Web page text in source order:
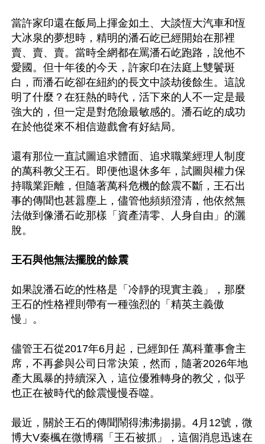
當許家印還在飯局上揮金如土、大談恆大汽車和恆
大冰泉的夢想時，精明的潘石屹已經開始在那裡
賣、賣、賣。當時全網都在罵潘石屹跑路，說他不
愛國。但十年後的今天，許家印在法庭上雙鬢斑
白，而潘石屹卻在紐約的長文中談劫後餘生。這說
明了什麼？在狂熱的時代，活下來的人不一定是最
強大的，但一定是對危險最敏感的。潘石屹的成功
在於他從來不相信遊戲會有好結局。
還有那位一直試圖追求體面、追求職業經理人制度
的萬科教父王石。即便他退休多年，試圖與權力保
持職業距離，但隨著萬科危機的餘震不斷，王石出
事的傳聞也甚囂塵上，儘管他頻頻澄清，他依然無
法做到像潘石屹那樣「資產清零、人身自由」的灑
脫。
王石與他無法擺脫的餘震
如果說潘石屹的性格是「冷靜的現實主義」，那麼
王石的性格裡則帶有一種強烈的「精英主義傲
慢」。
儘管王石從2017年6月起，已經卸任 萬科董事會主
席，不再參與公司日常決策，然而，隨著2026年地
產大風暴的持續深入，這位優雅轉身的教父，似乎
也正在被時代的餘震慢慢吞噬。
最近，關於王石的傳聞鬧得沸沸揚揚。4月12號，微
博大V秦楓在微博稱「王石被抓」，這個消息迅速在